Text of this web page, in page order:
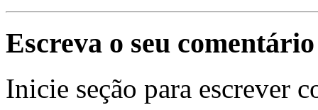
Escreva o seu comentário
Inicie seção para escrever